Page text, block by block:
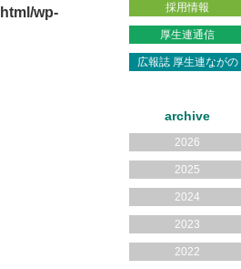
wp-
採用情報
厚生連通信
広報誌 厚生連ながの
archive
2026
2025
2024
2023
2022